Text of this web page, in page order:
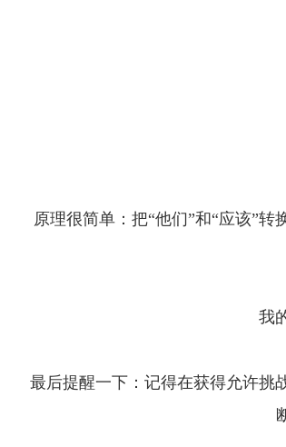
原理很简单：把“他们”和“应该”
我
最后提醒一下：记得在获得允许挑